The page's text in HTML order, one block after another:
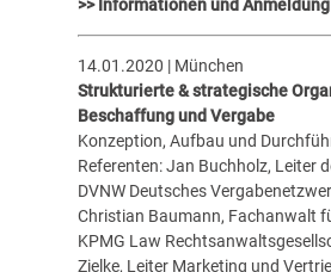
>> Informationen und Anmeldung
14.01.2020 | München
Strukturierte & strategische
Beschaffung und Vergabe
Konzeption, Aufbau und
Referenten: Jan Buchholz, Leiter
DVNW Deutsches
Christian Baumann, Fachanwalt
KPMG Law
Zielke, Leiter Marketing und